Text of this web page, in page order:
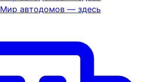
Мир автодомов — здесь